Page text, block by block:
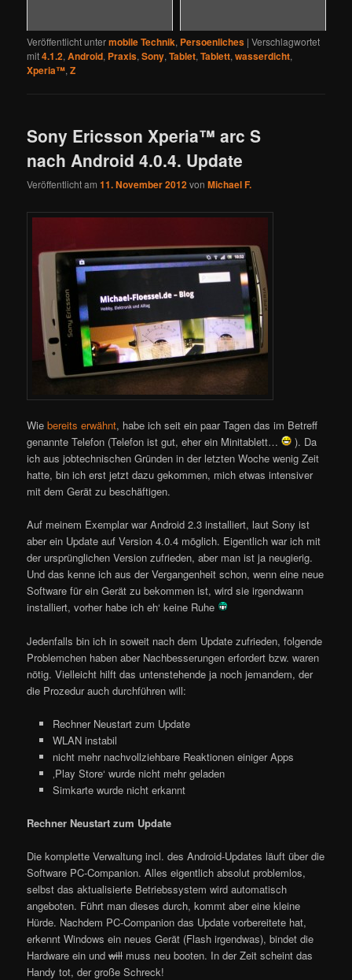
Veröffentlicht untermobile Technik, Persoenliches |Verschlagwortet
mit4.1.2,Android, Praxis,Sony,Tablet,Tablett,wasserdicht,
Xperia™,Z
Sony Ericsson Xperia™ arc S
nach Android 4.0.4. Update
Veröffentlicht am11. November 2012vonMichael F.
Wiebereits erwähnt, habe ich seit ein paar Tagen das im Betreff
genannte Telefon (Telefon ist gut, eher ein Minitablett…
). Da
ich aus jobtechnischen Gründen in der letzten Woche wenig Zeit
hatte, bin ich erst jetzt dazu gekommen, mich etwas intensiver
mit dem Gerät zu beschäftigen.
Auf meinem Exemplar war Android 2.3 installiert, laut Sony ist
aber ein Update auf Version 4.0.4 möglich. Eigentlich war ich mit
der ursprünglichen Version zufrieden, aber man ist ja neugierig.
Und das kenne ich aus der Vergangenheit schon, wenn eine neue
Software für ein Gerät zu bekommen ist, wird sie irgendwann
installiert, vorher habe ich eh‘ keine Ruhe
Jedenfalls bin ich in soweit nach dem Update zufrieden, folgende
Problemchen haben aber Nachbesserungen erfordert bzw. waren
nötig. Vielleicht hilft das untenstehende ja noch jemandem, der
die Prozedur auch durchführen will:
Rechner Neustart zum Update
WLAN instabil
nicht mehr nachvollziehbare Reaktionen einiger Apps
‚Play Store‘ wurde nicht mehr geladen
Simkarte wurde nicht erkannt
Rechner Neustart zum Update
Die komplette Verwaltung incl. des Android-Updates läuft über die
Software PC-Companion. Alles eigentlich absolut problemlos,
selbst das aktualisierte Betriebssystem wird automatisch
angeboten. Führt man dieses durch, kommt aber eine kleine
Hürde. Nachdem PC-Companion das Update vorbereitete hat,
erkennt Windows ein neues Gerät (Flash irgendwas), bindet die
Hardware ein undwill muss neu booten. In der Zeit scheint das
Handy tot, der große Schreck!